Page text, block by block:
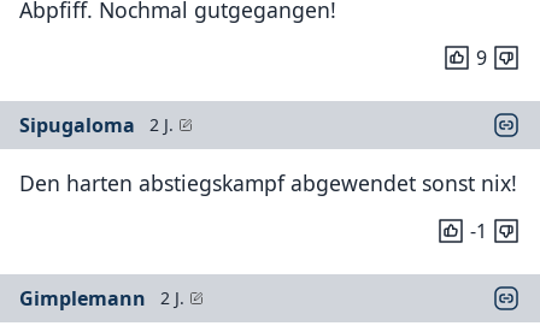
Abpfiff. Nochmal gutgegangen!
9
Sipugaloma 2 J.
Den harten abstiegskampf abgewendet sonst nix!
-1
Gimplemann 2 J.